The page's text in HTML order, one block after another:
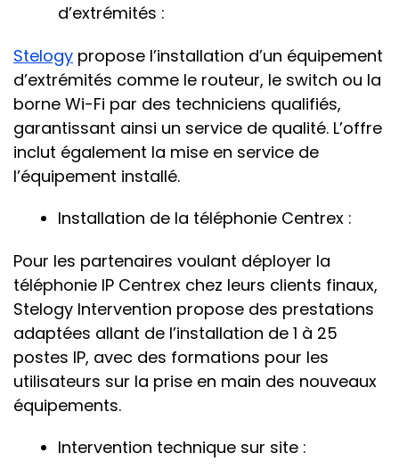
d’extrémités :
Stelogy propose l’installation d’un équipement
d’extrémités comme le routeur, le switch ou la
borne Wi-Fi par des techniciens qualifiés,
garantissant ainsi un service de qualité. L’offre
inclut également la mise en service de
l’équipement installé.
Installation de la téléphonie Centrex :
Pour les partenaires voulant déployer la
téléphonie IP Centrex chez leurs clients finaux,
Stelogy Intervention propose des prestations
adaptées allant de l’installation de 1 à 25
postes IP, avec des formations pour les
utilisateurs sur la prise en main des nouveaux
équipements.
Intervention technique sur site :